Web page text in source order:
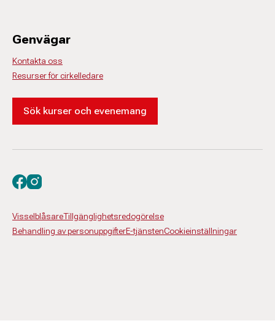
Genvägar
Kontakta oss
Resurser för cirkelledare
Sök kurser och evenemang
VisselblåsareTillgänglighetsredogörelse
Behandling av personuppgifterE-tjänstenCookieinställningar
Besök oss på facebook
Besök oss på instagram